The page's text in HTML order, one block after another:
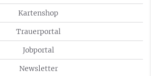
Kartenshop
Trauerportal
Jobportal
Newsletter